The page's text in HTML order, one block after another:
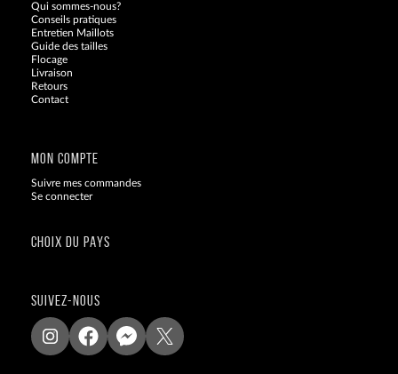
Qui sommes-nous?
Conseils pratiques
Entretien Maillots
Guide des tailles
Flocage
Livraison
Retours
Contact
MON COMPTE
Suivre mes commandes
Se connecter
CHOIX DU PAYS
SUIVEZ-NOUS